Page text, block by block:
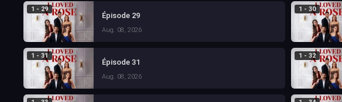
1 - 29
Épisode 29
Aug. 08, 2026
1 - 30
1 - 31
Épisode 31
Aug. 08, 2026
1 - 32